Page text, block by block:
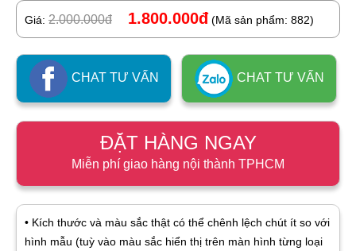
Giá: 2.000.000đ 1.800.000đ (Mã sản phẩm: 882)
CHAT TƯ VẤN CHAT TƯ VẤN
ĐẶT HÀNG NGAY
Miễn phí giao hàng nội thành TPHCM
• Kích thước và màu sắc thật có thể chênh lệch chút ít so với
hình mẫu (tuỳ vào màu sắc hiển thị trên màn hình từng loại